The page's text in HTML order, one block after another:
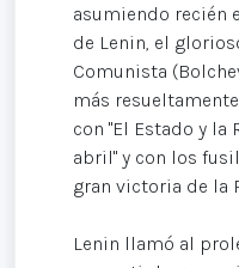
asumiendo recién
de Lenin, el
Comunista
más
con "El Estado y la
abril" y con los
gran victoria de la
Lenin llamó al